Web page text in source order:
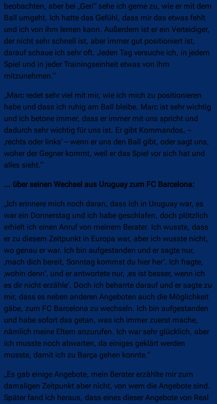
beobachten, aber bei „Geri“ sehe ich gerne zu, wie er mit dem
Ball umgeht. Ich hatte das Gefühl, dass mir das etwas fehlt
und ich von ihm lernen kann. Außerdem ist er ein Verteidiger,
der nicht sehr schnell ist, aber immer gut positioniert ist,
darauf schaue ich sehr oft. Jeden Tag versuche ich, in jedem
Spiel und in jeder Trainingseinheit etwas von ihm
mitzunehmen.“
„Marc redet sehr viel mit mir, wie ich mich zu positionieren
habe und dass ich ruhig am Ball bleibe. Marc ist sehr wichtig
und ich betone immer, dass er immer mit uns spricht und
dadurch sehr wichtig für uns ist. Er gibt Kommandos, –
‚rechts oder links‘ – wenn er uns den Ball gibt, oder sagt uns,
woher der Gegner kommt, weil er das Spiel vor sich hat und
alles sieht.“
… über seinen Wechsel aus Uruguay zum FC Barcelona:
„Ich erinnere mich noch daran, dass ich in Uruguay war, es
war ein Donnerstag und ich habe geschlafen, doch plötzlich
erhielt ich einen Anruf von meinem Berater. Ich wusste, dass
er zu diesem Zeitpunkt in Europa war, aber ich wusste nicht,
wo genau er war. Ich bin aufgestanden und er sagte nur,
‚mach dich bereit, Sonntag kommst du hier her‘. Ich fragte,
‚wohin denn‘, und er antwortete nur, ‚es ist besser, wenn ich
es dir nicht erzähle‘. Doch ich beharrte darauf und er sagte zu
mir, dass es neben anderen Angeboten auch die Möglichkeit
gäbe, zum FC Barcelona zu wechseln. Ich bin aufgestanden
und habe sofort das getan, was ich immer zuerst mache,
nämlich meine Eltern anzurufen. Ich war sehr glücklich, aber
ich musste noch abwarten, da einiges geklärt werden
musste, damit ich zu Barça gehen konnte.“
„Es gab einige Angebote, mein Berater erzählte mir zum
damaligen Zeitpunkt aber nicht, von wem die Angebote sind.
Später fand ich heraus, dass eines dieser Angebote von Real